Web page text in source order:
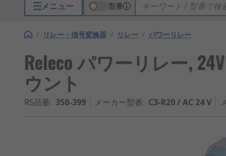
メニュー 型番
/ リレー・信号変換器 / リレー / パワーリレー
Releco パワーリレー,
ウント
RS品番: 350-399 メーカー型番: C3-R20 / AC 24 V